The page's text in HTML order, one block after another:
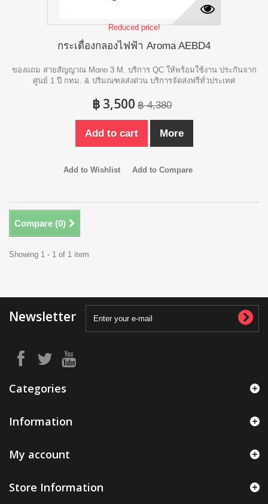
Reduced price!
กระเดื่องกลองไฟฟ้า Aroma AEBD4
ของแถม สายสัญญาณ Mono 3 M. บริการ QC ให้พร้อมใช้งาน ประกันจาก
ศูนย์ 1 ปี กทม. & ปริมณฑลส่งด่วน บริการจัดส่งฟรีทั่วประเทศ
฿ 3,500 ฿ 4,380
Add to cart More
Add to Wishlist Add to Compare
Compare (0)
Showing 1 - 1 of 1 item
Newsletter
Categories
Information
My account
Store Information